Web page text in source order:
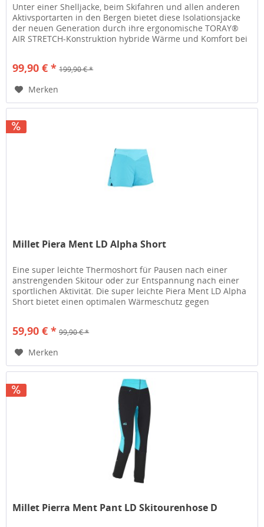
Unter einer Shelljacke, beim Skifahren und allen anderen
Aktivsportarten in den Bergen bietet diese Isolationsjacke
der neuen Generation durch ihre ergonomische TORAY®
AIR STRETCH-Konstruktion hybride Wärme und Komfort bei
99,90 € * 199,90 € *
Merken
Millet Piera Ment LD Alpha Short
Eine super leichte Thermoshort für Pausen nach einer
anstrengenden Skitour oder zur Entspannung nach einer
sportlichen Aktivität. Die super leichte Piera Ment LD Alpha
Short bietet einen optimalen Wärmeschutz gegen
59,90 € * 99,90 € *
Merken
Millet Pierra Ment Pant LD Skitourenhose D